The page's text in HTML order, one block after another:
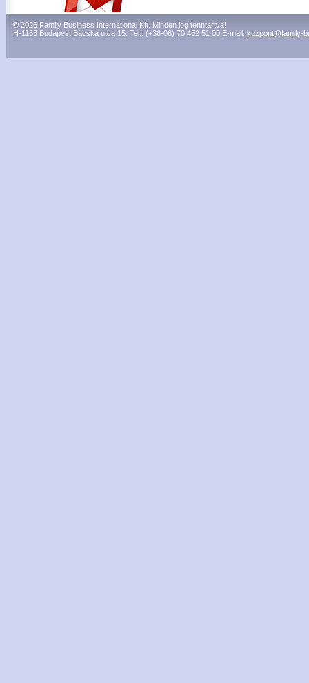
© 2026 Family Business International Kft. Minden jog fenntartva!
H-1153 Budapest Bácska utca 15. Tel.: (+36-06) 70 452 51 00 E-mail: kozpont@family-